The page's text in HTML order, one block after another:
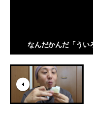
なんだかんだ「うい